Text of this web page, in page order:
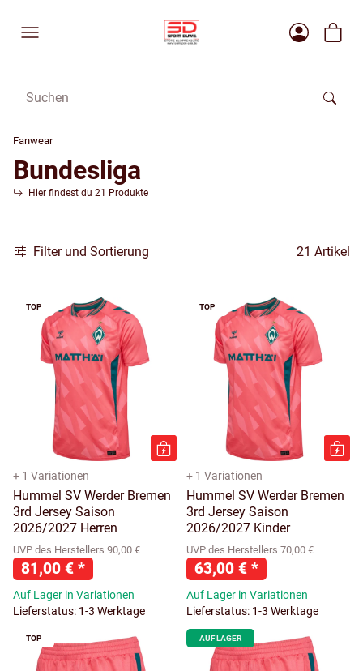
Fanwear
Bundesliga
Hier findest du 21 Produkte
Filter und Sortierung 21 Artikel
TOP
+ 1 Variationen
Hummel SV Werder Bremen
3rd Jersey Saison
2026/2027 Herren
UVP des Herstellers 90,00 €
81,00 € *
Auf Lager in Variationen
Lieferstatus: 1-3 Werktage
TOP
+ 1 Variationen
Hummel SV Werder Bremen
3rd Jersey Saison
2026/2027 Kinder
UVP des Herstellers 70,00 €
63,00 € *
Auf Lager in Variationen
Lieferstatus: 1-3 Werktage
TOP AUF LAGER